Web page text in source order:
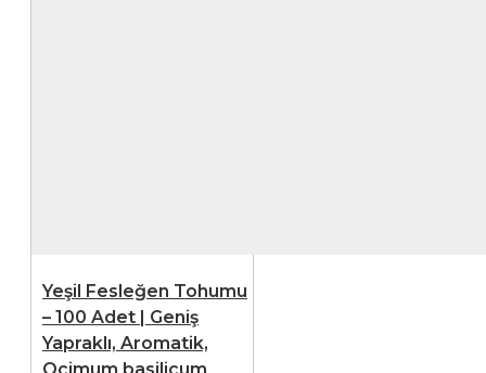
Yeşil Fesleğen Tohumu
– 100 Adet | Geniş
Yapraklı, Aromatik,